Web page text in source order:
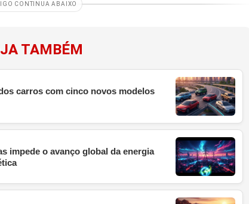
CONTINUA ABAIXO
TAMBÉM
carros com cinco novos modelos
impede o avanço global da energia